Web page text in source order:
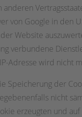
anderen
von Google in den
der Website
verbundene
Adresse wird nicht
Speicherung der
nicht
erzeugten und